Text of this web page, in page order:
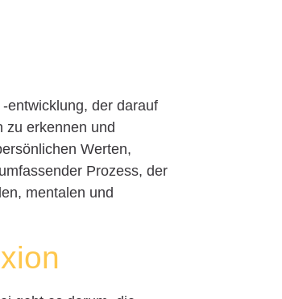
entwicklung, der darauf
zu erkennen und
Werten,
Prozess, der
mentalen und